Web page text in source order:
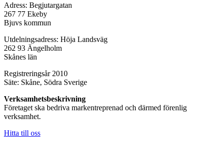
Adress: Begjutargatan
267 77 Ekeby
Bjuvs kommun
Utdelningsadress: Höja Landsväg
262 93 Ängelholm
Skånes län
Registreringsår 2010
Säte: Skåne, Södra Sverige
Verksamhetsbeskrivning
Företaget ska bedriva markentreprenad och därmed förenlig
verksamhet.
Hitta till oss